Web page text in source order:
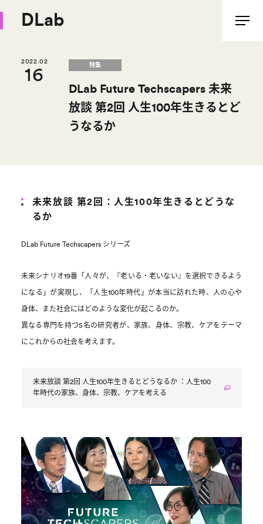
DLab
2022.02
16
特集
DLab Future Techscapers 未来
放談 第2回 人生100年生きるとど
うなるか
未来放談 第2回：人生100年生きるとどうな
るか
DLab Future Techscapers シリーズ
未来シナリオ19番「人々が、『老いる・老いない』を選択できるよう
になる」が実現し、「人生100年時代」が本当に訪れた時、人の心や
身体、また社会にはどのような変化が起こるのか。
異なる専門を持つ5名の研究者が、家族、身体、宗教、ケアをテーマ
にこれからの社会を考えます。
未来放談 第2回 人生100年生きるとどうなるか ：人生100
年時代の家族、身体、宗教、ケアを考える